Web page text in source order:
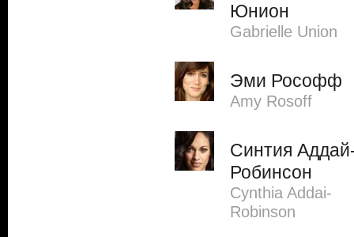
Юнион
Gabrielle Union
Эми Рософф
Amy Rosoff
Синтия
Робинсон
Cynthia Addai-
Robinson